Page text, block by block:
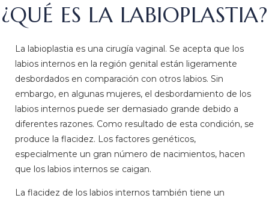
¿QUÉ ES LA LABIOPLASTIA?
La labioplastia es una cirugía vaginal. Se acepta que los
labios internos en la región genital están ligeramente
desbordados en comparación con otros labios. Sin
embargo, en algunas mujeres, el desbordamiento de los
labios internos puede ser demasiado grande debido a
diferentes razones. Como resultado de esta condición, se
produce la flacidez. Los factores genéticos,
especialmente un gran número de nacimientos, hacen
que los labios internos se caigan.
La flacidez de los labios internos también tiene un